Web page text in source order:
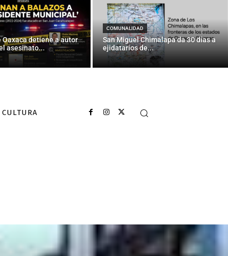
Oaxaca detiene a autor
asesinato...
COMUNALIDAD
San Miguel Chimalapa da 30 días a
ejidatarios de...
CULTURA